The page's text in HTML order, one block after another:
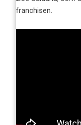
franchisen.